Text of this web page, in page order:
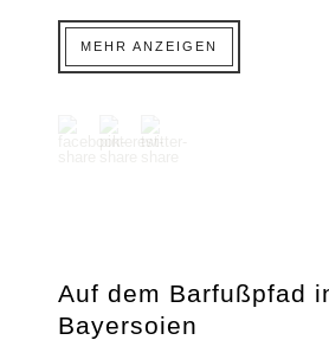
MEHR ANZEIGEN
Auf dem Barfußpfad
Bayersoien